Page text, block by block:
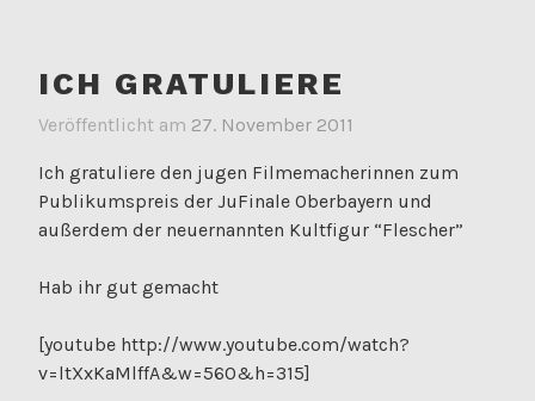
ICH GRATULIERE
Veröffentlicht am 27. November 2011
Ich gratuliere den jugen Filmemacherinnen zum
Publikumspreis der JuFinale Oberbayern und
außerdem der neuernannten Kultfigur “Flescher”
Hab ihr gut gemacht
[youtube http://www.youtube.com/watch?
v=ltXxKaMlffA&w=560&h=315]